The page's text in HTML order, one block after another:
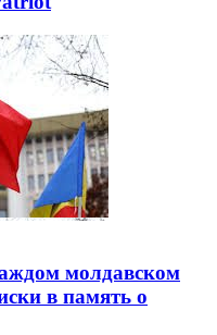
молдавском
в память о